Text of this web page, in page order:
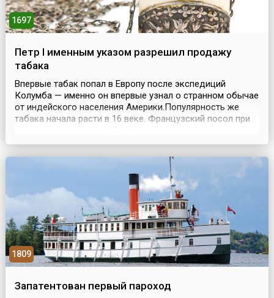
1697
Петр I именным указом разрешил продажу
табака
Впервые табак попал в Европу после экспедиций
Колумба — именно он впервые узнал о странном обычае
от индейского населения Америки.Популярность же
табака начала расти в 16 веке. Французский посол при
королеве Екатерине Медичи листья табака. Для снятия
вдыхать аромат сухих листьев. Видимо, корол...
1809
Запатентован первый пароход